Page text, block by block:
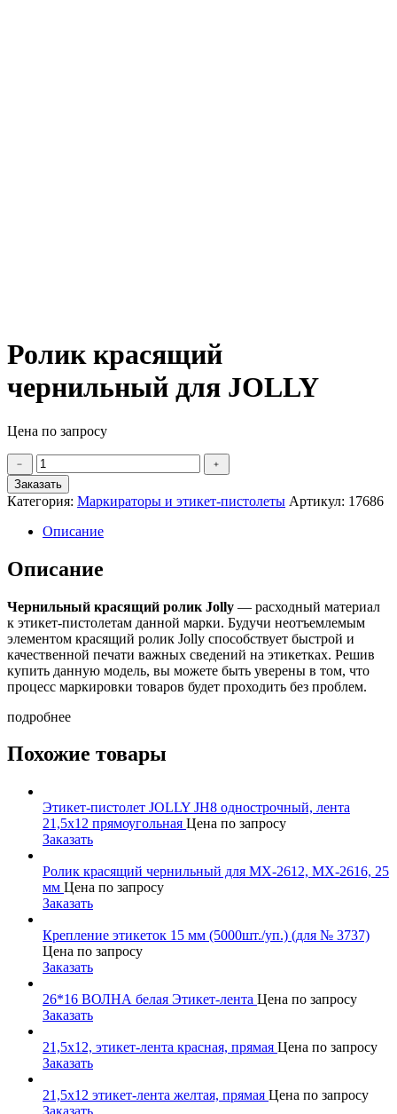
Ролик красящий
чернильный для JOLLY
Цена по запросу
Количество
товара
Ролик
красящий
чернильный
﹣
﹢
Заказать
Категория: Маркираторы и этикет-пистолеты Артикул: 17686
Описание
Описание
Чернильный красящий ролик Jolly — расходный материал
к этикет-пистолетам данной марки. Будучи неотъемлемым
элементом красящий ролик Jolly способствует быстрой и
качественной печати важных сведений на этикетках. Решив
купить данную модель, вы можете быть уверены в том, что
процесс маркировки товаров будет проходить без проблем.
подробнее
Похожие товары
Этикет-пистолет JOLLY JН8 однострочный, лента
21,5х12 прямоугольная Цена по запросу
Заказать
Ролик красящий чернильный для MX-2612, MX-2616, 25
мм Цена по запросу
Заказать
Крепление этикеток 15 мм (5000шт./уп.) (для № 3737)
Цена по запросу
Заказать
26*16 ВОЛНА белая Этикет-лента Цена по запросу
Заказать
21,5х12, этикет-лента красная, прямая Цена по запросу
Заказать
21,5х12 этикет-лента желтая, прямая Цена по запросу